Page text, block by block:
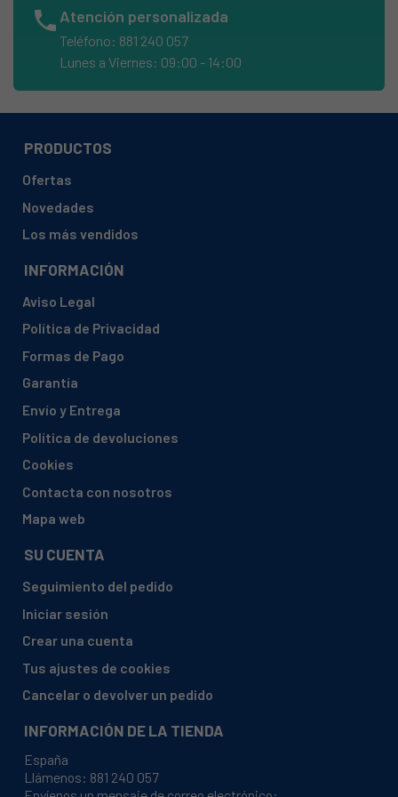
BALAY, 3WGB1918/04
BALAY, 3WGB1918/05
BALAY, 3WGB1918/36
BALAY, 3WGB1923/01
BALAY, 3WGB1929/01
BALAY, 3WGB1929/05
BALAY, 3WGB1929P/05
BALAY, 3WGB2018/35
BALAY, 3WGB2029/02
BALAY, 3WGN1918/04
BALAY, 3WGN1918/05
phone Atención personalizada
Teléfono: 881 240 057
Lunes a Viernes: 09:00 - 14:00
PRODUCTOS
Ofertas
Novedades
Los más vendidos
INFORMACIÓN
Aviso Legal
Política de Privacidad
Formas de Pago
Garantía
Envío y Entrega
Política de devoluciones
Cookies
Contacta con nosotros
Mapa web
SU CUENTA
Seguimiento del pedido
Iniciar sesión
Crear una cuenta
Tus ajustes de cookies
Cancelar o devolver un pedido
INFORMACIÓN DE LA TIENDA
España
Llámenos: 881 240 057